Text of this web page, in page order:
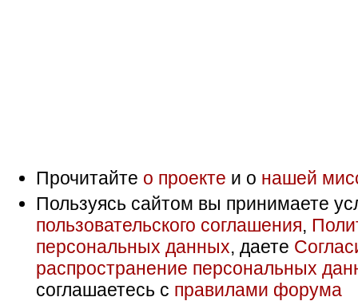
Прочитайте о проекте и о нашей
Пользуясь сайтом вы принимаете
пользовательского соглашения,
персональных данных, даете
распространение персональных
соглашаетесь с правилами форума